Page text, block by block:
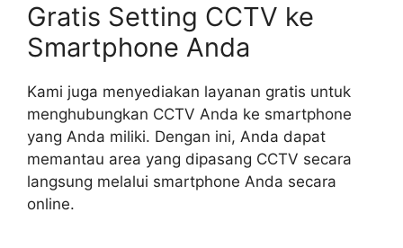
Gratis Setting CCTV ke
Smartphone Anda
Kami juga menyediakan layanan gratis untuk
menghubungkan CCTV Anda ke smartphone
yang Anda miliki. Dengan ini, Anda dapat
memantau area yang dipasang CCTV secara
langsung melalui smartphone Anda secara
online.